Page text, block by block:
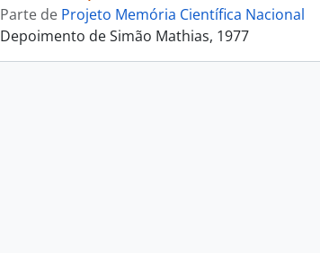
Parte de Projeto Memória Científica Nacional
Depoimento de Simão Mathias, 1977